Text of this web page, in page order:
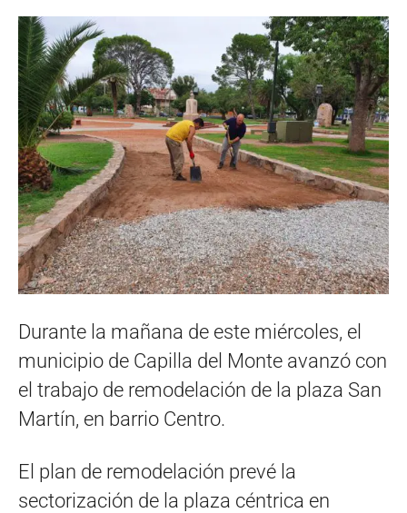
Durante la mañana de este miércoles, el
municipio de Capilla del Monte avanzó con
el trabajo de remodelación de la plaza San
Martín, en barrio Centro.
El plan de remodelación prevé la
sectorización de la plaza céntrica en